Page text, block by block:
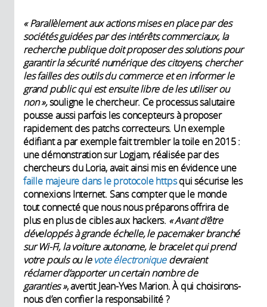
« Parallèlement aux actions mises en place par des
sociétés guidées par des intérêts commerciaux, la
recherche publique doit proposer des solutions pour
garantir la sécurité numérique des citoyens, chercher
les failles des outils du commerce et en informer le
grand public qui est ensuite libre de les utiliser ou
non »,souligne le chercheur. Ce processus salutaire
pousse aussi parfois les concepteurs à proposer
rapidement des patchs correcteurs. Un exemple
édifiant a par exemple fait trembler la toile en 2015 :
une démonstration sur Logjam, réalisée par des
chercheurs du Loria, avait ainsi mis en évidence une
faille majeure dans le protocole httpsqui sécurise les
connexions Internet. Sans compter que le monde
tout connecté que nous nous préparons offrira de
plus en plus de cibles aux hackers. «Avant d’être
développés à grande échelle, le pacemaker branché
sur Wi-Fi, la voiture autonome, le bracelet qui prend
votre pouls ou levote électroniquedevraient
réclamer d’apporter un certain nombre de
garanties », avertit Jean-Yves Marion. À qui choisirons-
nous d’en confier la responsabilité ?